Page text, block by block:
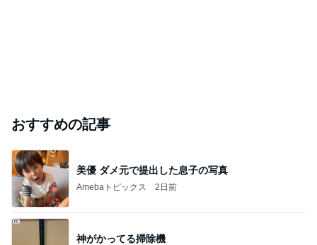
おすすめの記事
美優 ダメ元で提出した息子の写真
Amebaトピックス 2日前
神がかってる掃除機